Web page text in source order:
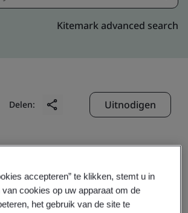
Kitemark advanced search
Delen: Uitnodigen
accepteren” te klikken, stemt u in
van cookies op uw apparaat om de
het gebruik van de site te